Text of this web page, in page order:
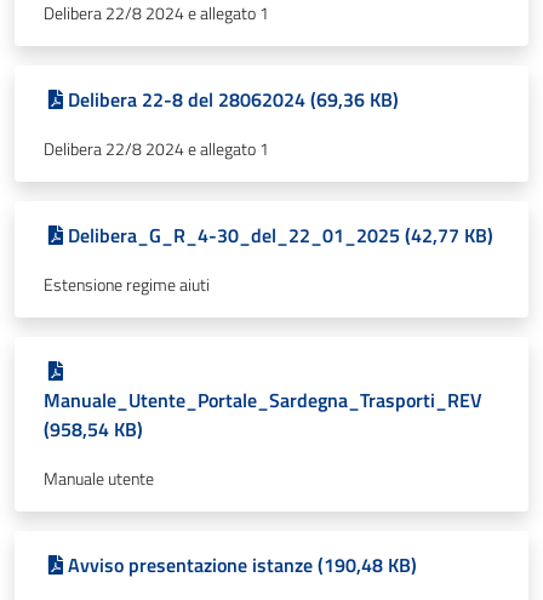
Delibera 22/8 2024 e allegato 1
Delibera 22-8 del 28062024 (69,36 KB)
Delibera 22/8 2024 e allegato 1
Delibera_G_R_4-30_del_22_01_2025 (42,77 KB)
Estensione regime aiuti
Manuale_Utente_Portale_Sardegna_Trasporti_REV
(958,54 KB)
Manuale utente
Avviso presentazione istanze (190,48 KB)